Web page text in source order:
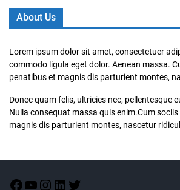
About Us
Lorem ipsum dolor sit amet, consectetuer
commodo ligula eget dolor. Aenean massa.
penatibus et magnis dis parturient montes,
Donec quam felis, ultricies nec, pellentesque
Nulla consequat massa quis enim.Cum
magnis dis parturient montes, nascetur